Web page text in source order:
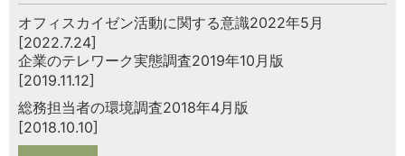
オフィスカイゼン活動に関する意識2022年5月
[2022.7.24]
企業のテレワーク実態調査2019年10月版
[2019.11.12]
総務担当者の環境調査2018年4月版
[2018.10.10]